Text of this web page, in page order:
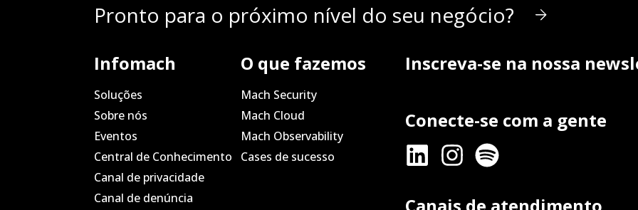
Pronto para o próximo nível do seu negócio?
Infomach
Soluções
Sobre nós
Eventos
Central de Conhecimento
Canal de privacidade
Canal de denúncia
O que fazemos
Mach Security
Mach Cloud
Mach Observability
Cases de sucesso
Inscreva-se na nossa
Conecte-se com a gente
Canais de atendimento